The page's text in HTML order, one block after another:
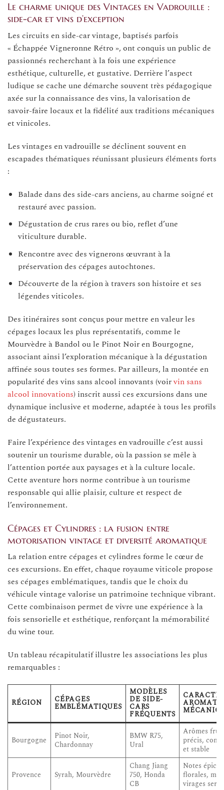
Le charme unique des Vintages en Vadrouille :
side-car et vins d’exception
Les circuits en side-car vintage, baptisés parfois
« Échappée Vigneronne Rétro », ont conquis un public de
passionnés recherchant à la fois une expérience
esthétique, culturelle, et gustative. Derrière l’aspect
ludique se cache une démarche souvent très pédagogique
axée sur la connaissance des vins, la valorisation de
savoir-faire locaux et la fidélité aux traditions mécaniques
et vinicoles.
Les vintages en vadrouille se déclinent souvent en
escapades thématiques réunissant plusieurs éléments forts
:
Balade dans des side-cars anciens, au charme soigné et
restauré avec passion.
Dégustation de crus rares ou bio, reflet d’une
viticulture durable.
Rencontre avec des vignerons œuvrant à la
préservation des cépages autochtones.
Découverte de la région à travers son histoire et ses
légendes viticoles.
Des itinéraires sont conçus pour mettre en valeur les
cépages locaux les plus représentatifs, comme le
Mourvèdre à Bandol ou le Pinot Noir en Bourgogne,
associant ainsi l’exploration mécanique à la dégustation
affinée sous toutes ses formes. Par ailleurs, la montée en
popularité des vins sans alcool innovants (voirvin sans
alcool innovations) inscrit aussi ces excursions dans une
dynamique inclusive et moderne, adaptée à tous les profils
de dégustateurs.
Faire l’expérience des vintages en vadrouille c’est aussi
soutenir un tourisme durable, où la passion se mêle à
l’attention portée aux paysages et à la culture locale.
Cette aventure hors norme contribue à un tourisme
responsable qui allie plaisir, culture et respect de
l’environnement.
Cépages et Cylindres : la fusion entre
motorisation vintage et diversité aromatique
La relation entre cépages et cylindres forme le cœur de
ces excursions. En effet, chaque royaume viticole propose
ses cépages emblématiques, tandis que le choix du
véhicule vintage valorise un patrimoine technique vibrant.
Cette combinaison permet de vivre une expérience à la
fois sensorielle et esthétique, renforçant la mémorabilité
du wine tour.
Un tableau récapitulatif illustre les associations les plus
remarquables :
RÉGION CÉPAGES
EMBLÉMATIQUES
MODÈLES
DE SIDE-
CARS
FRÉQUENTS
Bourgogne
Pinot Noir,
Chardonnay
BMW R75,
Ural
Arômes
précis,
et stable
Provence Syrah, Mourvèdre
Chang Jiang
750, Honda
CB
Notes
florales,
virages